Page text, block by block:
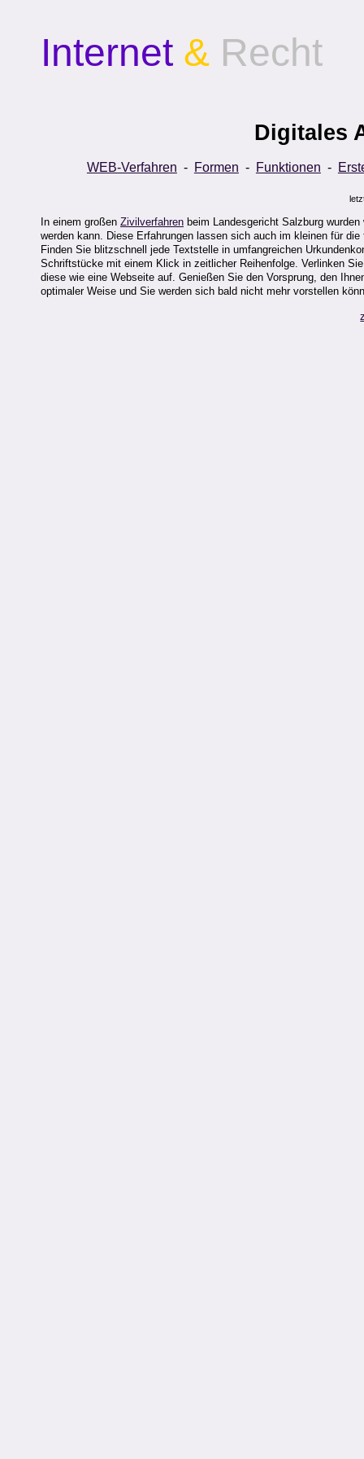
Internet & Recht
Digitales
WEB-Verfahren - Formen - Funktionen -
In einem großen Zivilverfahren beim Landesgericht Salzburg
werden kann. Diese Erfahrungen lassen sich auch im kleinen für
Finden Sie blitzschnell jede Textstelle in umfangreichen
Schriftstücke mit einem Klick in zeitlicher Reihenfolge. Verlinken
diese wie eine Webseite auf. Genießen Sie den Vorsprung, den
optimaler Weise und Sie werden sich bald nicht mehr vorstellen